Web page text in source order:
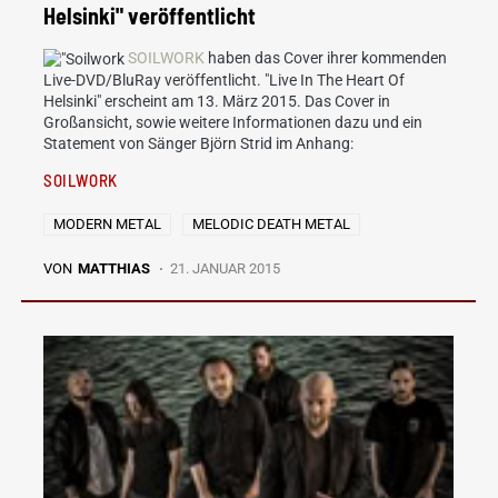
Helsinki" veröffentlicht
SOILWORK haben das Cover ihrer kommenden
Live-DVD/BluRay veröffentlicht. "Live In The Heart Of
Helsinki" erscheint am 13. März 2015. Das Cover in
Großansicht, sowie weitere Informationen dazu und ein
Statement von Sänger Björn Strid im Anhang:
SOILWORK
MODERN METAL MELODIC DEATH METAL
VON MATTHIAS 21. JANUAR 2015